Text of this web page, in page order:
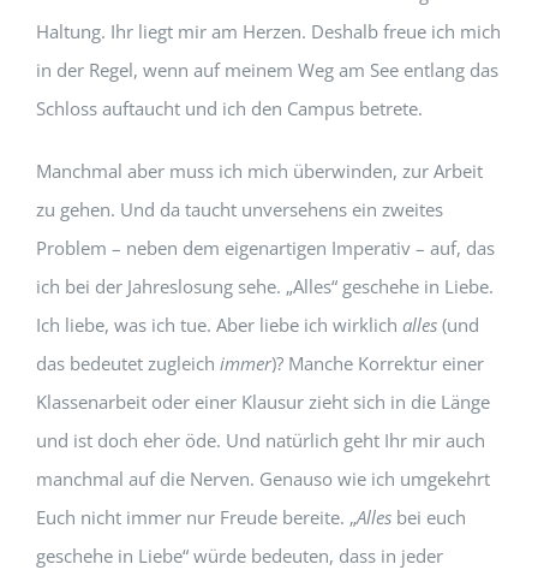
Haltung. Ihr liegt mir am Herzen. Deshalb freue ich mich
in der Regel, wenn auf meinem Weg am See entlang das
Schloss auftaucht und ich den Campus betrete.
Manchmal aber muss ich mich überwinden, zur Arbeit
zu gehen. Und da taucht unversehens ein zweites
Problem – neben dem eigenartigen Imperativ – auf, das
ich bei der Jahreslosung sehe. „Alles“ geschehe in Liebe.
Ich liebe, was ich tue. Aber liebe ich wirklich alles(und
das bedeutet zugleich immer)? Manche Korrektur einer
Klassenarbeit oder einer Klausur zieht sich in die Länge
und ist doch eher öde. Und natürlich geht Ihr mir auch
manchmal auf die Nerven. Genauso wie ich umgekehrt
Euch nicht immer nur Freude bereite. „Allesbei euch
geschehe in Liebe“ würde bedeuten, dass in jeder